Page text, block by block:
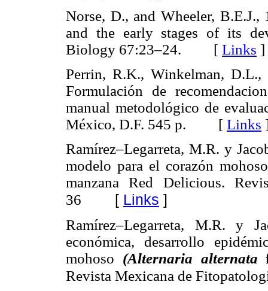
Norse, D., and Wheeler,
and the early stages of its
Biology 67:23–24. [ Links ]
Perrin, R.K., Winkelman,
Formulación de
manual metodológico de
México, D.F. 545 p. [ Links
Ramírez–Legarreta, M.R. y
modelo para el corazón
manzana Red Delicious.
36 [ Links ]
Ramírez–Legarreta, M.R. y
económica, desarrollo
mohoso (Alternaria alternata
Revista Mexicana de